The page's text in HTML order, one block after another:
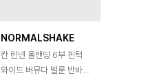
NORMALSHAKE
칸 린넨 올밴딩 6부 핀턱
와이드 버뮤다 벌룬 반바지